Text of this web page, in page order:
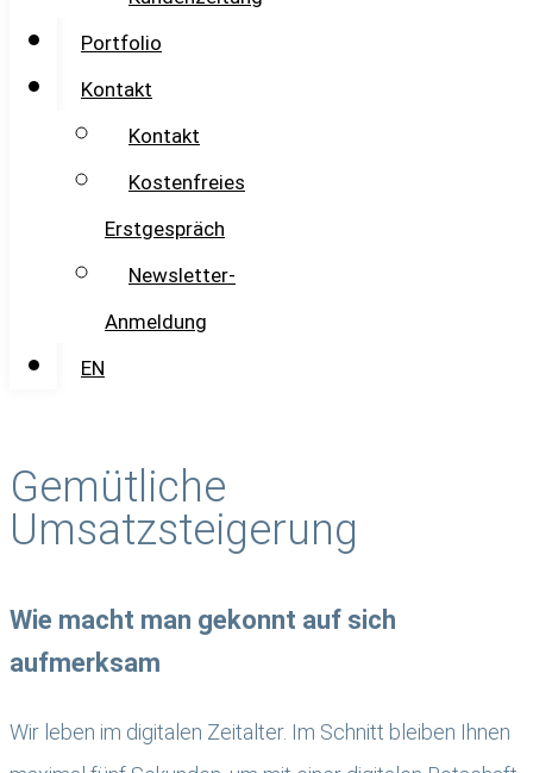
Portfolio
Kontakt
Kontakt
Kostenfreies
Erstgespräch
Newsletter-
Anmeldung
EN
Gemütliche
Umsatzsteigerung
Wie macht man gekonnt auf sich
aufmerksam
Wir leben im digitalen Zeitalter. Im Schnitt bleiben Ihnen